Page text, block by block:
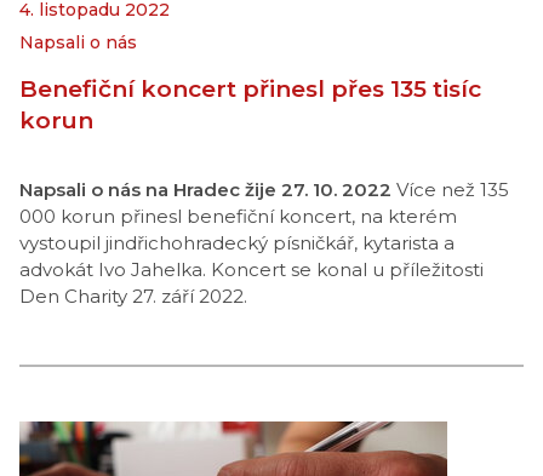
4. listopadu 2022
Napsali o nás
Benefiční koncert přinesl přes 135 tisíc
korun
Napsali o nás na Hradec žije 27. 10. 2022 Více než 135
000 korun přinesl benefiční koncert, na kterém
vystoupil jindřichohradecký písničkář, kytarista a
advokát Ivo Jahelka. Koncert se konal u příležitosti
Den Charity 27. září 2022.